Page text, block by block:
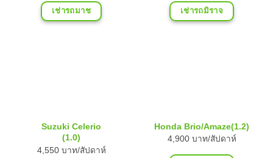
เช่ารถมาช เช่ารถมิราจ
Suzuki Celerio
(1.0)
4,550 บาท/สัปดาห์
Honda Brio/Amaze(1.2)
4,900 บาท/สัปดาห์